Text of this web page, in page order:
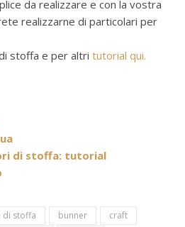
da realizzare e con la vostra
realizzarne di particolari per
stoffa e per altri tutorial qui.
di stoffa: tutorial
di stoffa bunner
craft